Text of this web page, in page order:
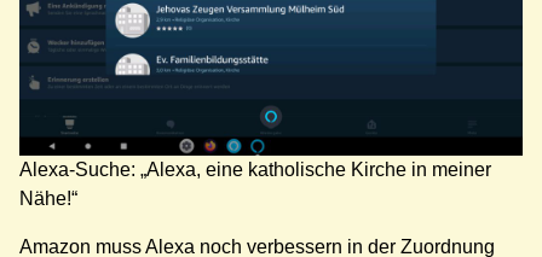
Alexa-Suche: „Alexa, eine katholische Kirche in meiner
Nähe!“
Amazon muss Alexa noch verbessern in der Zuordnung